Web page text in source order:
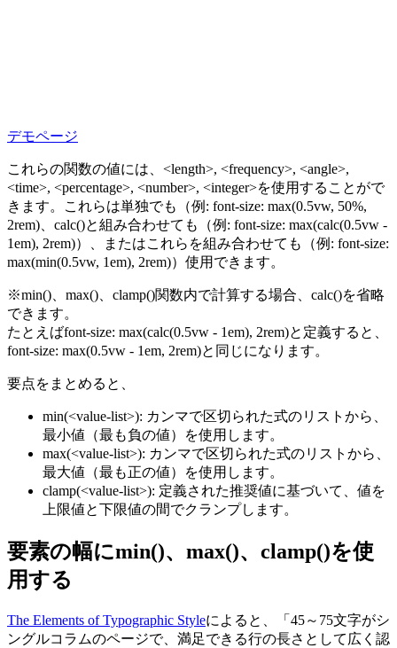
デモページ
これらの関数の値には、 <length>, <frequency>, <angle>,
<time>, <percentage>, <number>, <integer>を使用することがで
きます。これらは単独でも（例: font-size: max(0.5vw, 50%,
2rem)
calc()と組み合わせても（例: font-size: max(calc(0.5vw -
1em), 2rem)）、またはこれらを組み合わせても（例: font-size:
max(min(0.5vw, 1em), 2rem)）使用できます。
※min() max() clamp()関数内で計算する場合、 calc()を省略
できます。
たとえばfont-size: max(calc(0.5vw - 1em), 2rem)と定義すると、
font-size: max(0.5vw - 1em, 2rem)と同じになります。
要点をまとめると、
min(<value-list>): カンマで区切られた式のリストから、
最小値（最も負の値）
を使用します。
max(<value-list>): カンマで区切られた式のリストから、
最大値（最も正の値）
を使用します。
clamp(<value-list>): 定義された推奨値に基づいて、値を
上限値と下限値の間でクランプします。
要素の幅にmin()、max()、clamp()を使
用する
The Elements of Typographic Styleによると、「45～75文字がシ
ングルコラムのページで、満足できる行の長さとして広く認